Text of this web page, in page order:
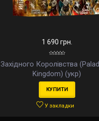
1 690 грн.
Королівства
Kingdom) (укр)
КУПИТИ
У закладки